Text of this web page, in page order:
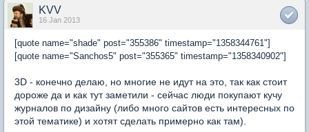
KVV
16 Jan 2013
[quote name="shade" post="355386" timestamp="1358344761"]
[quote name="Sanchos5" post="355365" timestamp="1358340902"]
3D - конечно делаю, но многие не идут на это, так как стоит
дороже да и как тут заметили - сейчас люди покупают кучу
журналов по дизайну (либо много сайтов есть интересных по
этой тематике) и хотят сделать примерно как там).